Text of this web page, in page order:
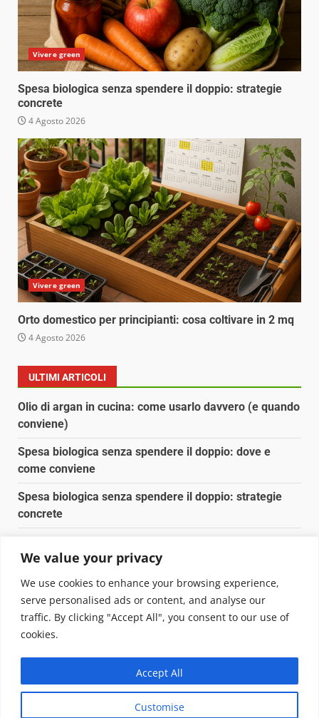
We value your privacy
We use cookies to enhance your browsing experience,
serve personalised ads or content, and analyse our
traffic. By clicking "Accept All", you consent to our use of
cookies.
Customise
Accept All
Vivere green
Spesa biologica senza spendere il doppio: strategie
concrete
4 Agosto 2026
Vivere green
Orto domestico per principianti: cosa coltivare in 2 mq
4 Agosto 2026
ULTIMI ARTICOLI
Olio di argan in cucina: come usarlo davvero (e quando
conviene)
Spesa biologica senza spendere il doppio: dove e
come conviene
Spesa biologica senza spendere il doppio: strategie
concrete
Pulizia naturale della casa: 3 ingredienti che
sostituiscono 10 prodotti chimici
Copyright © 2025 Biopianeta.it proprietà di Jws Media
Questo blog non è una testata giornalistica, in quanto
viene aggiornato senza alcuna periodicità. Non può
pertanto considerarsi un prodotto editoriale ai sensi
della legge n. 62 del 07.03.2001|DarkNewsvon AF